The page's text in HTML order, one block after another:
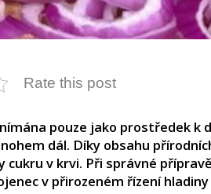
Rate this post
pouze jako prostředek k
dál. Díky obsahu
cukru v krvi. Při správné
v přirozeném řízení